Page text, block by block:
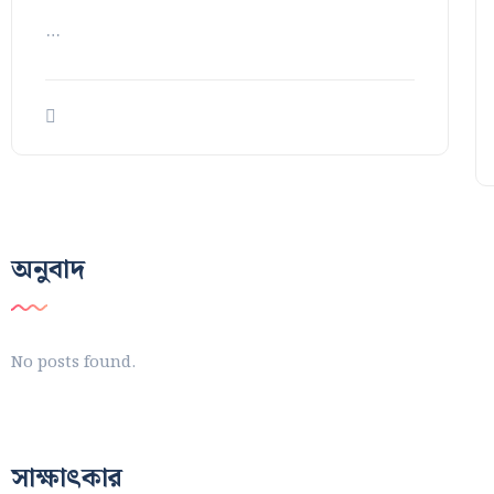
…
অনুবাদ
No posts found.
সাক্ষাৎকার